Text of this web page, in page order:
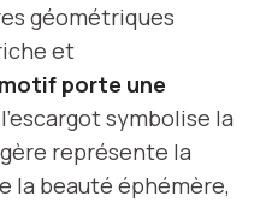
géométriques
et
porte une
symbolise la
représente la
la beauté éphémère,